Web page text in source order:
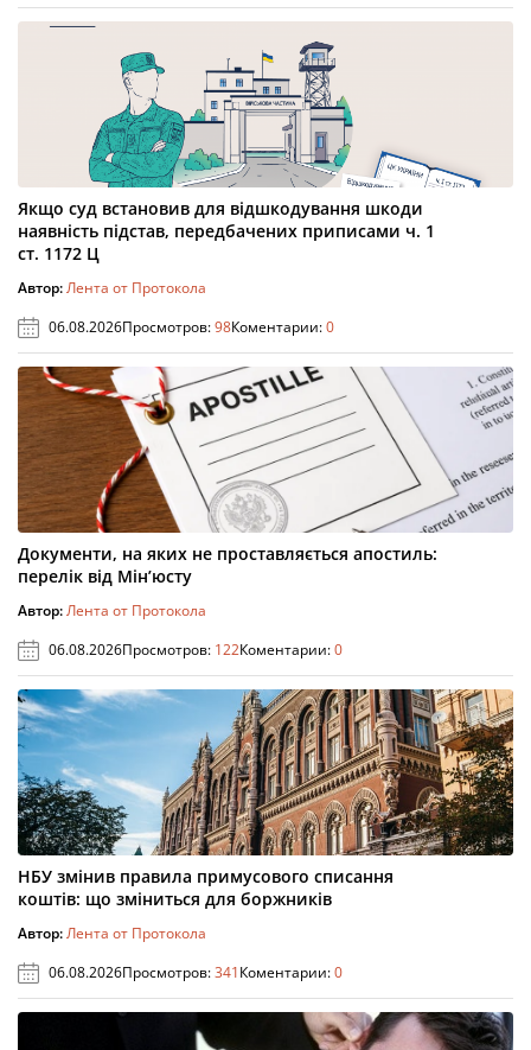
Якщо суд встановив для відшкодування шкоди
наявність підстав, передбачених приписами ч. 1
ст. 1172 Ц
Автор:Лента от Протокола
06.08.2026Просмотров:98Коментарии:0
Документи, на яких не проставляється апостиль:
перелік від Мін’юсту
Автор:Лента от Протокола
06.08.2026Просмотров: 122Коментарии:0
НБУ змінив правила примусового списання
коштів: що зміниться для боржників
Автор:Лента от Протокола
06.08.2026Просмотров:341Коментарии:0